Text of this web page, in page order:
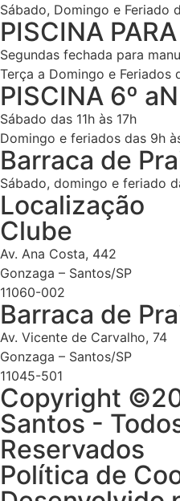
Sábado, Domingo e Feriado
PISCINA
Segundas fechada para
Terça a Domingo e Feriados
PISCINA 6º
Sábado das 11h às 17h
Domingo e feriados das 9h
Barraca de
Sábado, domingo e feriado
Localização
Clube
Av. Ana Costa, 442
Gonzaga – Santos/SP
11060-002
Barraca de
Av. Vicente de Carvalho, 74
Gonzaga – Santos/SP
11045-501
Copyright
Santos -
Reservados
Política de